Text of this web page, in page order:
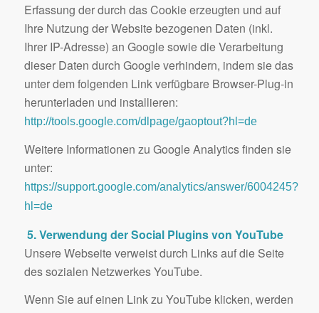
Erfassung der durch das Cookie erzeugten und auf
Ihre Nutzung der Website bezogenen Daten (inkl.
Ihrer IP-Adresse) an Google sowie die Verarbeitung
dieser Daten durch Google verhindern, indem sie das
unter dem folgenden Link verfügbare Browser-Plug-in
herunterladen und installieren:
http://tools.google.com/dlpage/gaoptout?hl=de
Weitere Informationen zu Google Analytics finden sie
unter:
https://support.google.com/analytics/answer/6004245?
hl=de
5. Verwendung der Social Plugins von YouTube
Unsere Webseite verweist durch Links auf die Seite
des sozialen Netzwerkes YouTube.
Wenn Sie auf einen Link zu YouTube klicken, werden